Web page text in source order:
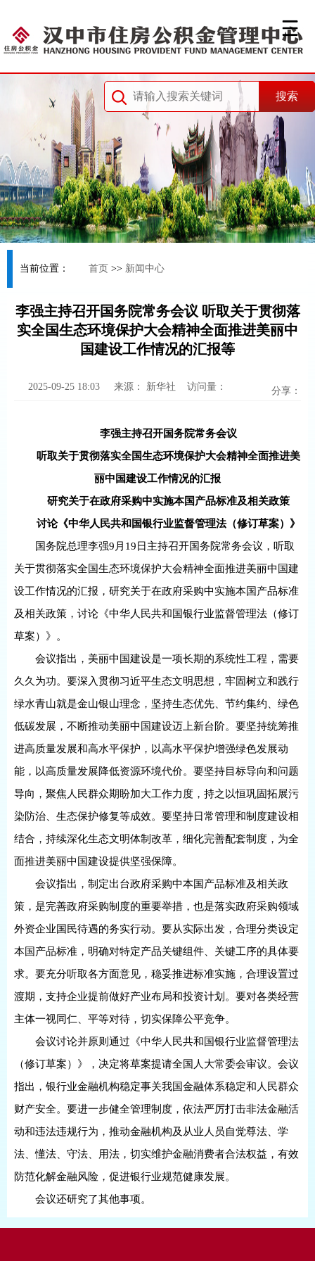
当前位置： 首页 >> 新闻中心
李强主持召开国务院常务会议 听取关于贯彻落
实全国生态环境保护大会精神全面推进美丽中
国建设工作情况的汇报等
2025-09-25 18:03 来源： 新华社 访问量： 分享：
李强主持召开国务院常务会议
听取关于贯彻落实全国生态环境保护大会精神全面推进美
丽中国建设工作情况的汇报
研究关于在政府采购中实施本国产品标准及相关政策
讨论《中华人民共和国银行业监督管理法（修订草案）》
国务院总理李强9月19日主持召开国务院常务会议，听取
关于贯彻落实全国生态环境保护大会精神全面推进美丽中国建
设工作情况的汇报，研究关于在政府采购中实施本国产品标准
及相关政策，讨论《中华人民共和国银行业监督管理法（修订
草案）》。
会议指出，美丽中国建设是一项长期的系统性工程，需要
久久为功。要深入贯彻习近平生态文明思想，牢固树立和践行
绿水青山就是金山银山理念，坚持生态优先、节约集约、绿色
低碳发展，不断推动美丽中国建设迈上新台阶。要坚持统筹推
进高质量发展和高水平保护，以高水平保护增强绿色发展动
能，以高质量发展降低资源环境代价。要坚持目标导向和问题
导向，聚焦人民群众期盼加大工作力度，持之以恒巩固拓展污
染防治、生态保护修复等成效。要坚持日常管理和制度建设相
结合，持续深化生态文明体制改革，细化完善配套制度，为全
面推进美丽中国建设提供坚强保障。
会议指出，制定出台政府采购中本国产品标准及相关政
策，是完善政府采购制度的重要举措，也是落实政府采购领域
外资企业国民待遇的务实行动。要从实际出发，合理分类设定
本国产品标准，明确对特定产品关键组件、关键工序的具体要
求。要充分听取各方面意见，稳妥推进标准实施，合理设置过
渡期，支持企业提前做好产业布局和投资计划。要对各类经营
主体一视同仁、平等对待，切实保障公平竞争。
会议讨论并原则通过《中华人民共和国银行业监督管理法
（修订草案）》，决定将草案提请全国人大常委会审议。会议
指出，银行业金融机构稳定事关我国金融体系稳定和人民群众
财产安全。要进一步健全管理制度，依法严厉打击非法金融活
动和违法违规行为，推动金融机构及从业人员自觉尊法、学
法、懂法、守法、用法，切实维护金融消费者合法权益，有效
防范化解金融风险，促进银行业规范健康发展。
会议还研究了其他事项。